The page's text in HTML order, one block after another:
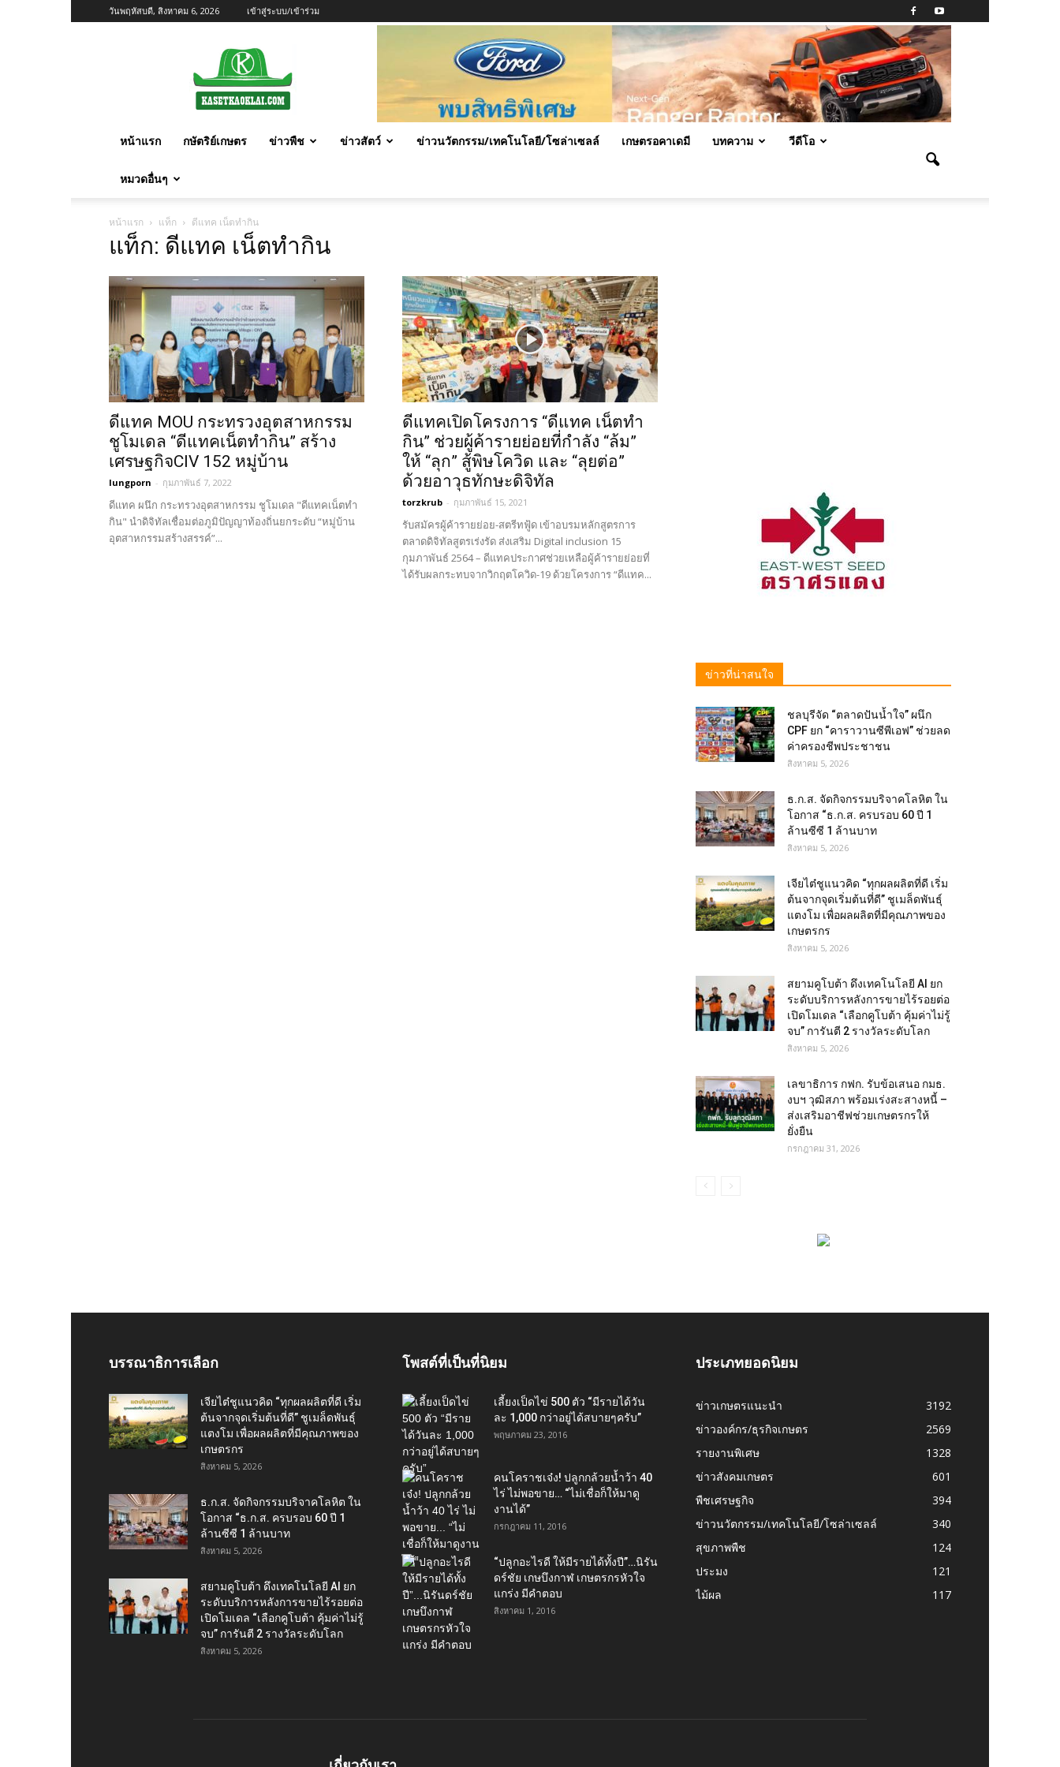
วันพฤหัสบดี, สิงหาคม 6, 2026 เข้าสู่ระบบ/เข้าร่วม
หน้าแรก กษัตริย์เกษตร ข่าวพืช ข่าวสัตว์ ข่าวนวัตกรรม/เทคโนโลยี/โซล่าเซลล์ เกษตรอคาเดมี บทความ วีดีโอ
หมวดอื่นๆ
หน้าแรก แท็ก ดีแทค เน็ตทำกิน
แท็ก: ดีแทค เน็ตทำกิน
ดีแทค MOU กระทรวงอุตสาหกรรม
ชูโมเดล “ดีแทคเน็ตทำกิน” สร้าง
เศรษฐกิจCIV 152 หมู่บ้าน
lungporn - กุมภาพันธ์ 7, 2022
ดีแทค ผนึก กระทรวงอุตสาหกรรม ชูโมเดล "ดีแทคเน็ตทำ
กิน" นำดิจิทัลเชื่อมต่อภูมิปัญญาท้องถิ่นยกระดับ “หมู่บ้าน
อุตสาหกรรมสร้างสรรค์”...
ดีแทคเปิดโครงการ “ดีแทค เน็ตทำ
กิน” ช่วยผู้ค้ารายย่อยที่กำลัง “ล้ม”
ให้ “ลุก” สู้พิษโควิด และ “ลุยต่อ”
ด้วยอาวุธทักษะดิจิทัล
torzkrub - กุมภาพันธ์ 15, 2021
รับสมัครผู้ค้ารายย่อย-สตรีทฟู้ด เข้าอบรมหลักสูตรการ
ตลาดดิจิทัลสูตรเร่งรัด ส่งเสริม Digital inclusion 15
กุมภาพันธ์ 2564 – ดีแทคประกาศช่วยเหลือผู้ค้ารายย่อยที่
ได้รับผลกระทบจากวิกฤตโควิด-19 ด้วยโครงการ “ดีแทค...
ข่าวที่น่าสนใจ
ชลบุรีจัด “ตลาดปันน้ำใจ” ผนึก
CPF ยก “คาราวานซีพีเอฟ” ช่วยลด
ค่าครองชีพประชาชน
สิงหาคม 5, 2026
ธ.ก.ส. จัดกิจกรรมบริจาคโลหิต ใน
โอกาส “ธ.ก.ส. ครบรอบ 60 ปี 1
ล้านซีซี 1 ล้านบาท
สิงหาคม 5, 2026
เจียไต๋ชูแนวคิด “ทุกผลผลิตที่ดี เริ่ม
ต้นจากจุดเริ่มต้นที่ดี” ชูเมล็ดพันธุ์
แตงโม เพื่อผลผลิตที่มีคุณภาพของ
เกษตรกร
สิงหาคม 5, 2026
สยามคูโบต้า ดึงเทคโนโลยี AI ยก
ระดับบริการหลังการขายไร้รอยต่อ
เปิดโมเดล “เลือกคูโบต้า คุ้มค่าไม่รู้
จบ” การันตี 2 รางวัลระดับโลก
สิงหาคม 5, 2026
เลขาธิการ กฟก. รับข้อเสนอ กมธ.
งบฯ วุฒิสภา พร้อมเร่งสะสางหนี้ –
ส่งเสริมอาชีฟช่วยเกษตรกรให้
ยั่งยืน
กรกฎาคม 31, 2026
บรรณาธิการเลือก
เจียไต๋ชูแนวคิด “ทุกผลผลิตที่ดี เริ่ม
ต้นจากจุดเริ่มต้นที่ดี” ชูเมล็ดพันธุ์
แตงโม เพื่อผลผลิตที่มีคุณภาพของ
เกษตรกร
สิงหาคม 5, 2026
ธ.ก.ส. จัดกิจกรรมบริจาคโลหิต ใน
โอกาส “ธ.ก.ส. ครบรอบ 60 ปี 1
ล้านซีซี 1 ล้านบาท
สิงหาคม 5, 2026
สยามคูโบต้า ดึงเทคโนโลยี AI ยก
ระดับบริการหลังการขายไร้รอยต่อ
เปิดโมเดล “เลือกคูโบต้า คุ้มค่าไม่รู้
จบ” การันตี 2 รางวัลระดับโลก
สิงหาคม 5, 2026
โพสต์ที่เป็นที่นิยม
เลี้ยงเป็ดไข่ 500 ตัว “มีรายได้วัน
ละ 1,000 กว่าอยู่ได้สบายๆครับ”
พฤษภาคม 23, 2016
คนโคราชเจ๋ง! ปลูกกล้วยน้ำว้า 40
ไร่ ไม่พอขาย… “ไม่เชื่อก็ให้มาดู
งานได้”‬
กรกฎาคม 11, 2016
“ปลูกอะไรดี ให้มีรายได้ทั้งปี”…นิรัน
ดร์ชัย เกษบึงกาฬ เกษตรกรหัวใจ
แกร่ง มีคำตอบ
สิงหาคม 1, 2016
ประเภทยอดนิยม
ข่าวเกษตรแนะนำ
3192
ข่าวองค์กร/ธุรกิจเกษตร
2569
รายงานพิเศษ
1328
ข่าวสังคมเกษตร
601
พืชเศรษฐกิจ
394
ข่าวนวัตกรรม/เทคโนโลยี/โซล่าเซลล์
340
สุขภาพพืช
124
ประมง
121
ไม้ผล
117